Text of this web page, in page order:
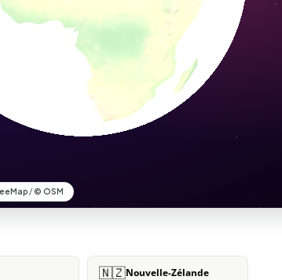
🇳🇿Nouvelle-Zélande